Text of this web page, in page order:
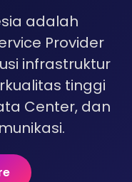
adalah
Provider
infrastruktur
tinggi
Center, dan